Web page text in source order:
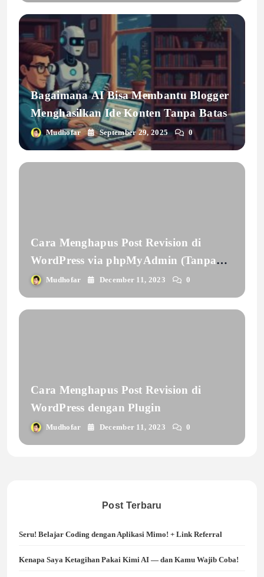
Bagaimana AI Bisa Membantu Blogger
Menghasilkan Ide Konten Tanpa Batas
Mudhofar September 29, 2025 0
Cara Menghapus Post Revision di
WordPress via phpMyAdmin (Tanpa
Plugin)
Mudhofar December 11, 2023 0
Cara Menghapus Post Revision di
WordPress dengan Plugin
Mudhofar December 11, 2023 0
Post Terbaru
Seru! Belajar Coding dengan Aplikasi Mimo! + Link Referral
Kenapa Saya Ketagihan Pakai Kimi AI — dan Kamu Wajib Coba!